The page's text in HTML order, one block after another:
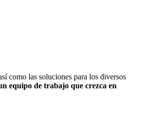
como las soluciones para los diversos
equipo de trabajo que crezca en